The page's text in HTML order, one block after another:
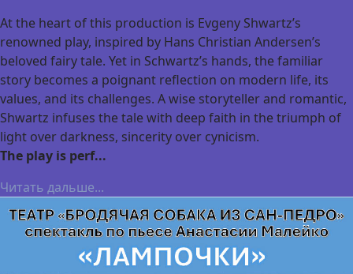
At the heart of this production is Evgeny Shwartz’s
renowned play, inspired by Hans Christian Andersen’s
beloved fairy tale. Yet in Schwartz’s hands, the familiar
story becomes a poignant reflection on modern life, its
values, and its challenges. A wise storyteller and romantic,
Shwartz infuses the tale with deep faith in the triumph of
light over darkness, sincerity over cynicism.
The play is perf...
Читать дальше...